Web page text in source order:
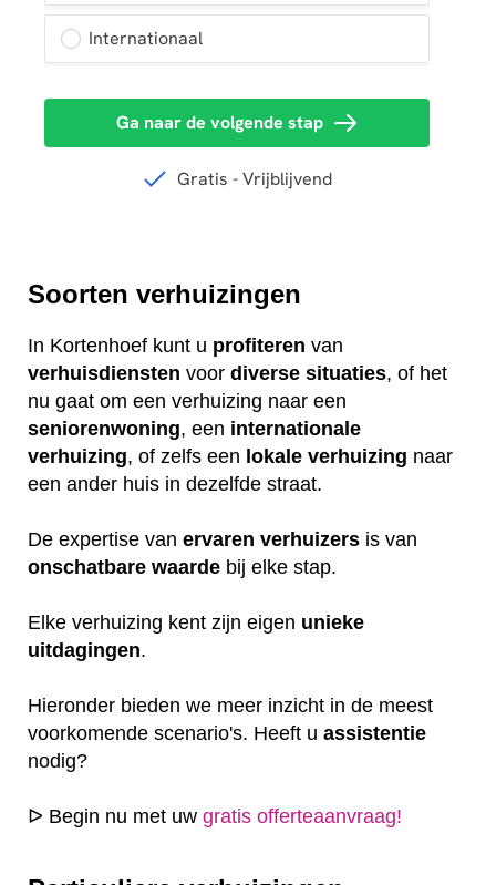
Soorten verhuizingen
In Kortenhoef kunt u profiteren van
verhuisdiensten voor diverse situaties, of het
nu gaat om een verhuizing naar een
seniorenwoning, een internationale
verhuizing, of zelfs een lokale verhuizing naar
een ander huis in dezelfde straat.
De expertise van ervaren verhuizers is van
onschatbare waarde bij elke stap.
Elke verhuizing kent zijn eigen unieke
uitdagingen.
Hieronder bieden we meer inzicht in de meest
voorkomende scenario's. Heeft u assistentie
nodig?
ᐅ Begin nu met uw gratis offerteaanvraag!